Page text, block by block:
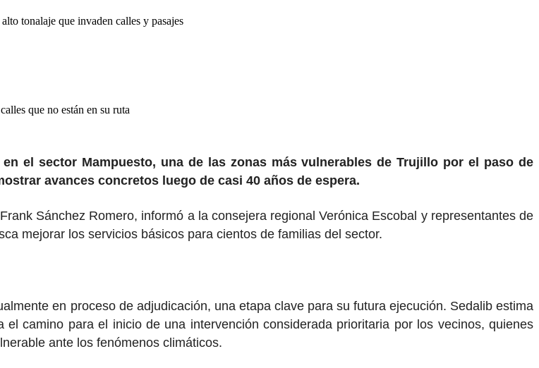
tonalaje que invaden calles y pasajes
que no están en su ruta
el sector Mampuesto, una de las zonas más vulnerables de Trujillo por el paso de
avances concretos luego de casi 40 años de espera.
Sánchez Romero, informó a la consejera regional Verónica Escobal y representantes de
mejorar los servicios básicos para cientos de familias del sector.
en proceso de adjudicación, una etapa clave para su futura ejecución. Sedalib estima
camino para el inicio de una intervención considerada prioritaria por los vecinos, quienes
ante los fenómenos climáticos.